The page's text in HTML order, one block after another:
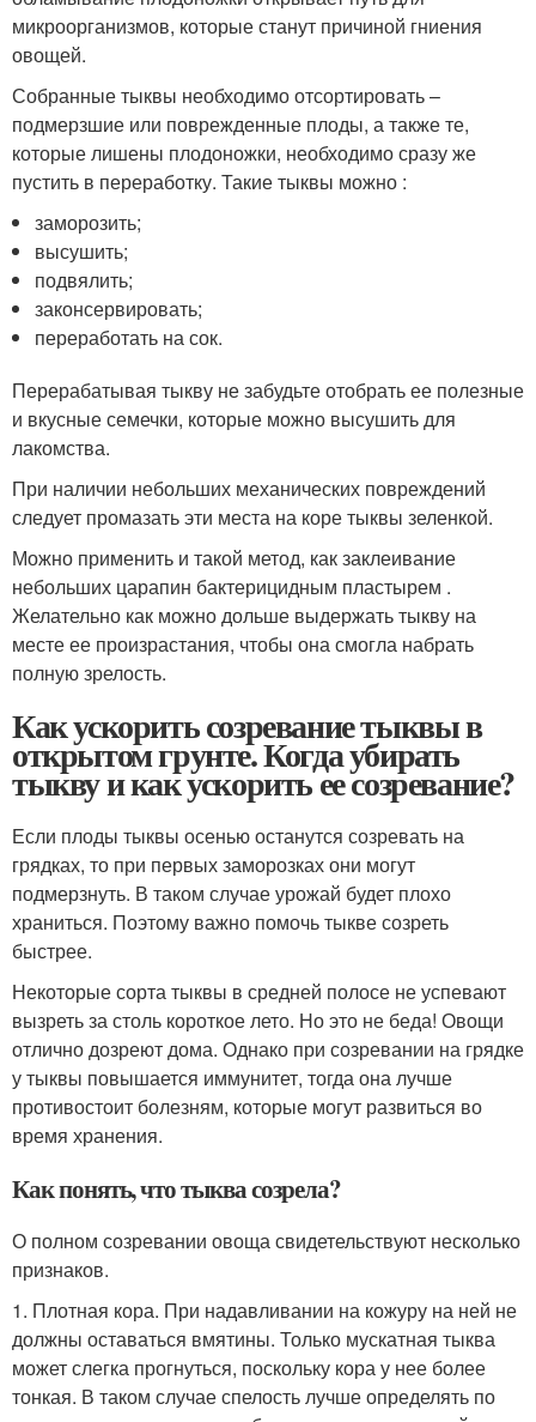
микроорганизмов, которые станут причиной гниения
овощей.
Собранные тыквы необходимо отсортировать –
подмерзшие или поврежденные плоды, а также те,
которые лишены плодоножки, необходимо сразу же
пустить в переработку. Такие тыквы можно :
заморозить;
высушить;
подвялить;
законсервировать;
переработать на сок.
Перерабатывая тыкву не забудьте отобрать ее полезные
и вкусные семечки, которые можно высушить для
лакомства.
При наличии небольших механических повреждений
следует промазать эти места на коре тыквы зеленкой.
Можно применить и такой метод, как заклеивание
небольших царапин бактерицидным пластырем .
Желательно как можно дольше выдержать тыкву на
месте ее произрастания, чтобы она смогла набрать
полную зрелость.
Как ускорить созревание тыквы в
открытом грунте. Когда убирать
тыкву и как ускорить ее созревание?
Если плоды тыквы осенью останутся созревать на
грядках, то при первых заморозках они могут
подмерзнуть. В таком случае урожай будет плохо
храниться. Поэтому важно помочь тыкве созреть
быстрее.
Некоторые сорта тыквы в средней полосе не успевают
вызреть за столь короткое лето. Но это не беда! Овощи
отлично дозреют дома. Однако при созревании на грядке
у тыквы повышается иммунитет, тогда она лучше
противостоит болезням, которые могут развиться во
время хранения.
Как понять, что тыква созрела?
О полном созревании овоща свидетельствуют несколько
признаков.
1. Плотная кора. При надавливании на кожуру на ней не
должны оставаться вмятины. Только мускатная тыква
может слегка прогнуться, поскольку кора у нее более
тонкая. В таком случае спелость лучше определять по